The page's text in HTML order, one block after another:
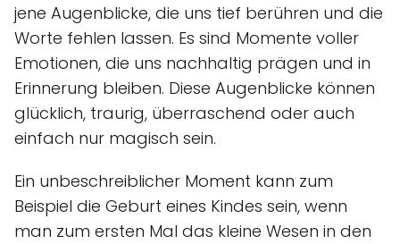
jene Augenblicke, die uns tief berühren und die
Worte fehlen lassen. Es sind Momente voller
Emotionen, die uns nachhaltig prägen und in
Erinnerung bleiben. Diese Augenblicke können
glücklich, traurig, überraschend oder auch
einfach nur magisch sein.
Ein unbeschreiblicher Moment kann zum
Beispiel die Geburt eines Kindes sein, wenn
man zum ersten Mal das kleine Wesen in den